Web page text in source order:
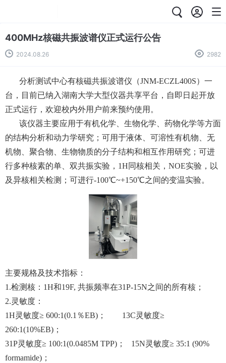
400MHz核磁共振波谱仪正式运行公告
2024.08.26 2982
分析测试中心有核磁共振波谱仪（JNM-ECZL400S）一
台，目前已纳入湖南大学大型仪器共享平台，自即日起开放
正式运行，欢迎校内外用户前来预约使用。
该仪器主要应用于有机化学、生物化学、药物化学等方面
的结构分析和动力学研究；可用于液体、可溶性有机物、无
机物、聚合物、生物物质的分子结构和相互作用研究；可进
行多种核素的单、双共振实验，1H同核相关，NOE实验，以
及异核相关检测；可进行-100℃~+150℃之间的变温实验。
主要规格及技术指标：
1.检测核：1H和19F, 共振频率在31P-15N之间的所有核；
2.灵敏度：
1H灵敏度≥ 600:1(0.1％EB)； 13C灵敏度≥
260:1(10%EB)；
31P灵敏度≥ 100:1(0.0485M TPP)； 15N灵敏度≥ 35:1 (90%
formamide)；